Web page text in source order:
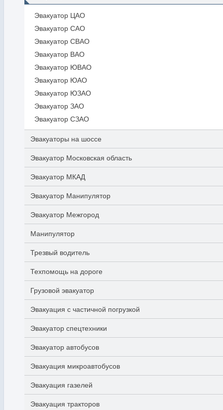
Эвакуатор ЦАО
Эвакуатор САО
Эвакуатор СВАО
Эвакуатор ВАО
Эвакуатор ЮВАО
Эвакуатор ЮАО
Эвакуатор ЮЗАО
Эвакуатор ЗАО
Эвакуатор СЗАО
Эвакуаторы на шоссе
Эвакуатор Московская область
Эвакуатор МКАД
Эвакуатор Манипулятор
Эвакуатор Межгород
Манипулятор
Трезвый водитель
Техпомощь на дороге
Грузовой эвакуатор
Эвакуация с частичной погрузкой
Эвакуатор спецтехники
Эвакуатор автобусов
Эвакуация микроавтобусов
Эвакуация газелей
Эвакуация тракторов